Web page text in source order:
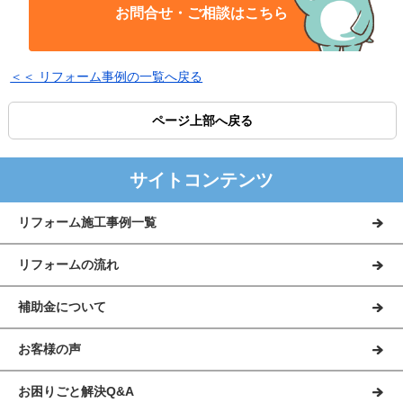
お問合せ・ご相談はこちら
＜＜ リフォーム事例の一覧へ戻る
ページ上部へ戻る
サイトコンテンツ
リフォーム施工事例一覧
リフォームの流れ
補助金について
お客様の声
お困りごと解決Q&A